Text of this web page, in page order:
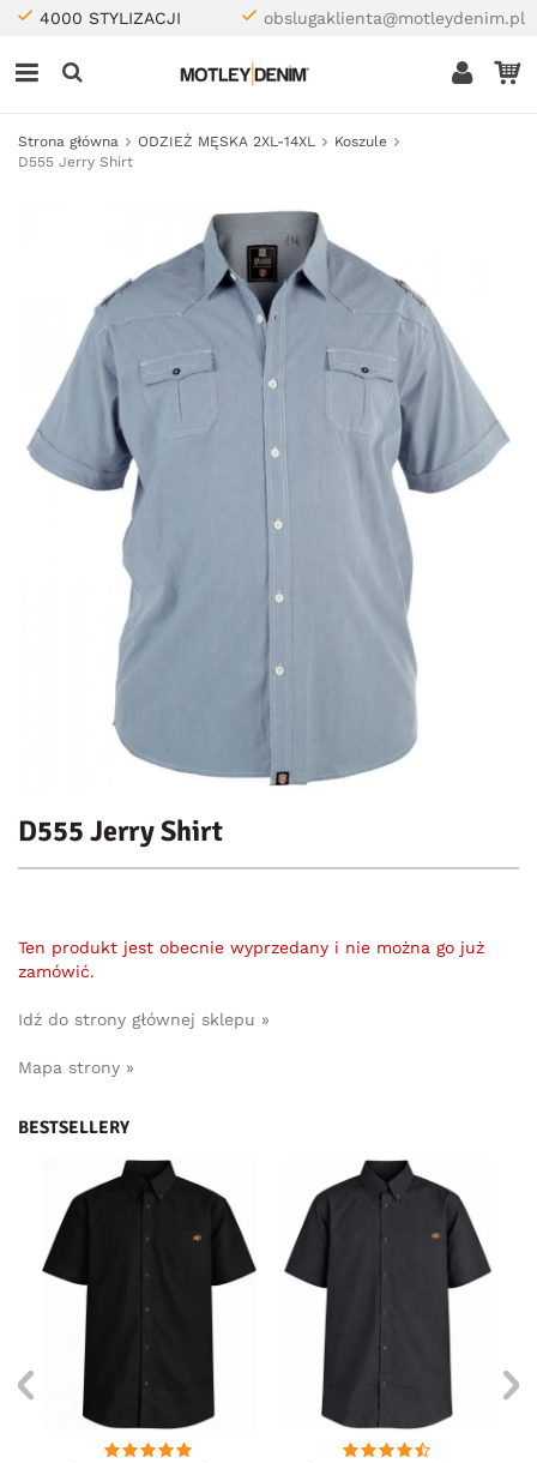
4000 STYLIZACJI obslugaklienta@motleydenim.pl
Strona główna ODZIEŻ MĘSKA 2XL-14XL
Koszule
D555 Jerry Shirt
D555 Jerry Shirt
Ten produkt jest obecnie wyprzedany i nie można go już
zamówić.
Idź do strony głównej sklepu »
Mapa strony »
BESTSELLERY